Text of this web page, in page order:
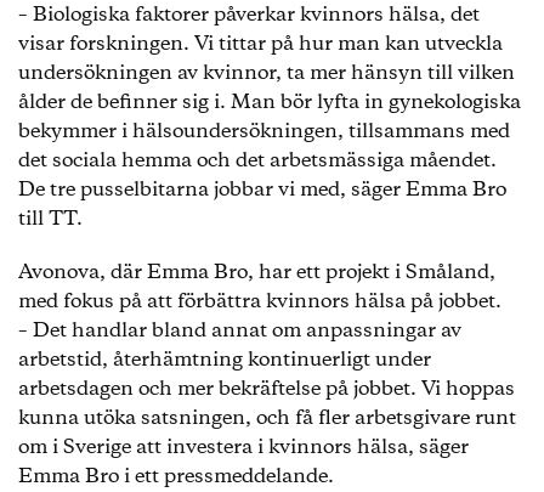
– Biologiska faktorer påverkar kvinnors hälsa, det
visar forskningen. Vi tittar på hur man kan utveckla
undersökningen av kvinnor, ta mer hänsyn till vilken
ålder de befinner sig i. Man bör lyfta in gynekologiska
bekymmer i hälsoundersökningen, tillsammans med
det sociala hemma och det arbetsmässiga måendet.
De tre pusselbitarna jobbar vi med, säger Emma Bro
till TT.
Avonova, där Emma Bro, har ett projekt i Småland,
med fokus på att förbättra kvinnors hälsa på jobbet.
– Det handlar bland annat om anpassningar av
arbetstid, återhämtning kontinuerligt under
arbetsdagen och mer bekräftelse på jobbet. Vi hoppas
kunna utöka satsningen, och få fler arbetsgivare runt
om i Sverige att investera i kvinnors hälsa, säger
Emma Bro i ett pressmeddelande.